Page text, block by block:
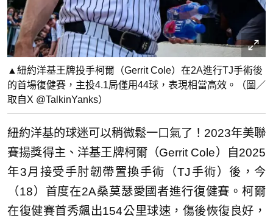
▲紐約洋基王牌投手柯爾（Gerrit Cole）在2A進行TJ手術後
的首場復健賽，主投4.1局僅用44球，表現相當高效。（圖／
取自X @TalkinYanks）
紐約洋基的球迷可以稍微鬆一口氣了！2023年美聯
賽揚獎得主、洋基王牌柯爾（Gerrit Cole）自2025
年3月接受手肘韌帶置換手術（TJ手術）後，今
（18）首度在2A桑莫瑟愛國者進行復健賽。柯爾
在復健賽首秀飆出154公里球速，傷後恢復良好，